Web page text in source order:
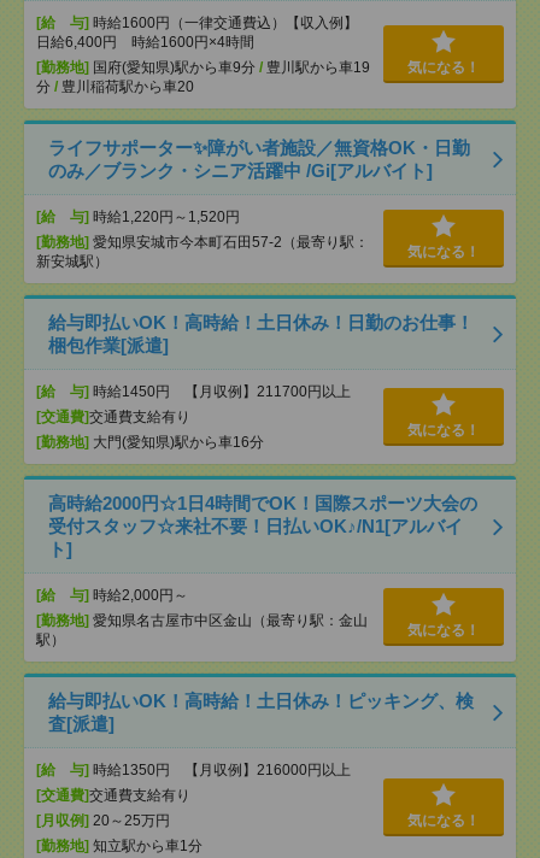
[給 与] 時給1600円（一律交通費込）【収入例】
日給6,400円 時給1600円×4時間
[勤務地] 国府(愛知県)駅から車9分 / 豊川駅から車19
分 / 豊川稲荷駅から車20
気になる！
ライフサポーター✨障がい者施設／無資格OK・日勤
のみ／ブランク・シニア活躍中 /Gi[アルバイト]
[給 与] 時給1,220円～1,520円
[勤務地] 愛知県安城市今本町石田57-2（最寄り駅：
新安城駅）
気になる！
給与即払いOK！高時給！土日休み！日勤のお仕事！
梱包作業[派遣]
[給 与] 時給1450円 【月収例】211700円以上
[交通費]交通費支給有り
[勤務地] 大門(愛知県)駅から車16分
気になる！
高時給2000円☆1日4時間でOK！国際スポーツ大会の
受付スタッフ☆来社不要！日払いOK♪/N1[アルバイ
ト]
[給 与] 時給2,000円～
[勤務地] 愛知県名古屋市中区金山（最寄り駅：金山
駅）
気になる！
給与即払いOK！高時給！土日休み！ピッキング、検
査[派遣]
[給 与] 時給1350円 【月収例】216000円以上
[交通費]交通費支給有り
[月収例] 20～25万円
[勤務地] 知立駅から車1分
気になる！